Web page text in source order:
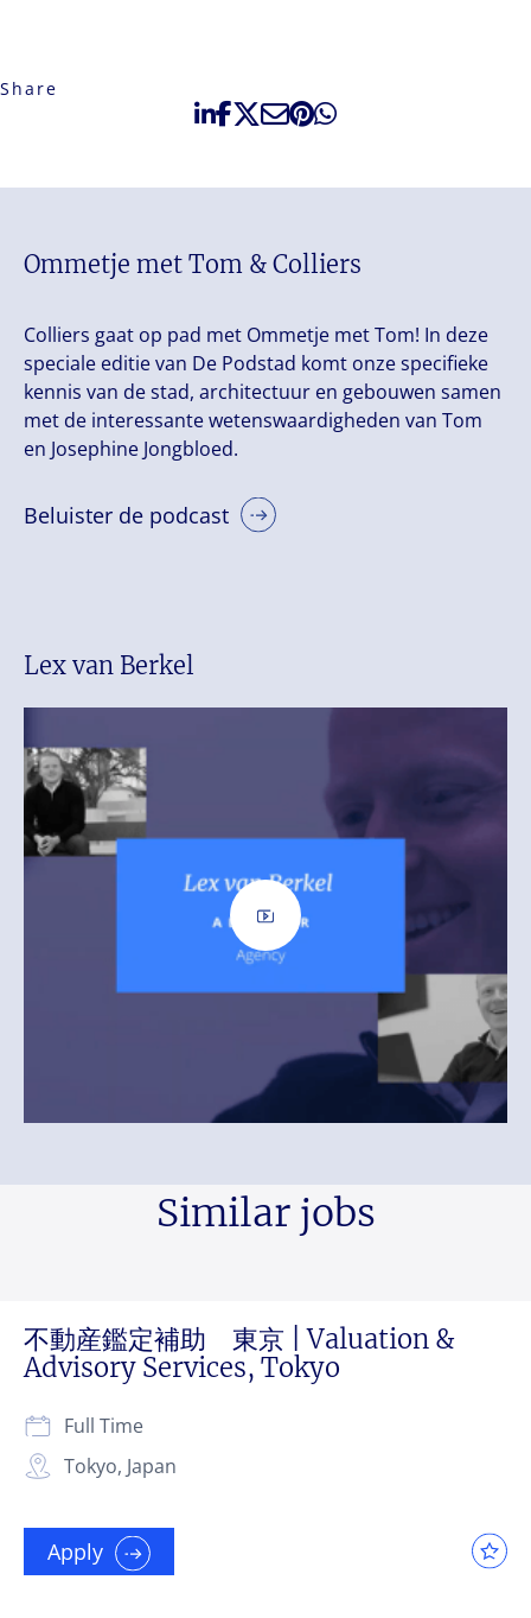
Share
Ommetje met Tom & Colliers
Colliers gaat op pad met Ommetje met Tom! In deze
speciale editie van De Podstad komt onze specifieke
kennis van de stad, architectuur en gebouwen samen
met de interessante wetenswaardigheden van Tom
en Josephine Jongbloed.
Beluister de podcast
Lex van Berkel
Similar jobs
不動産鑑定補助 東京 | Valuation &
Advisory Services, Tokyo
Tokyo, Japan
Full Time
Apply